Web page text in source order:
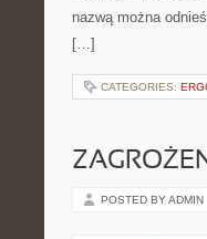
nazwą można
[…]
CATEGORIES:
POSTED BY ADMIN